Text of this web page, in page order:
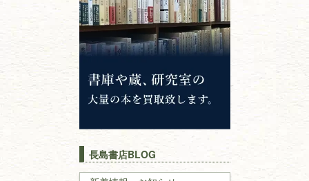
仏教書
神道・神社仏閣
イスラム教
キリスト教
戦記・戦史
長島書店BLOG